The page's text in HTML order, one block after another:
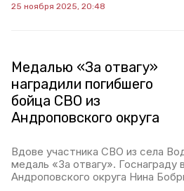
25 ноября 2025, 20:48
Медалью «За отвагу»
наградили погибшего
бойца СВО из
Андроповского округа
Вдове участника СВО из села
медаль «За отвагу». Госнаграду
Андроповского округа Нина